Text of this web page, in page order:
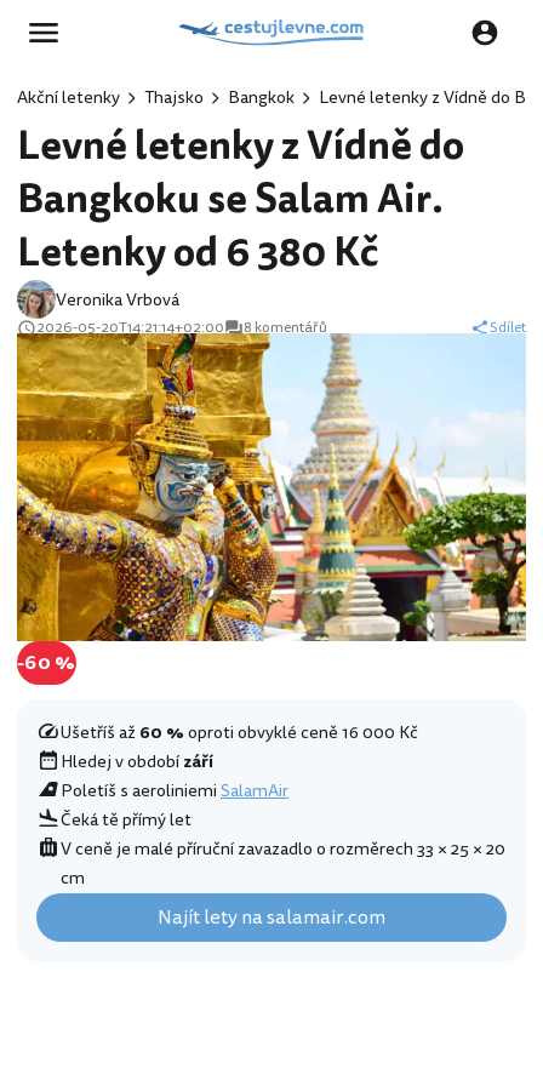
Akční letenky Thajsko Bangkok Levné letenky z Vídně do
Levné letenky z Vídně do
Bangkoku se Salam Air.
Letenky od 6 380 Kč
Veronika Vrbová
2026-05-20T14:21:14+02:00 8 komentářů Sdílet
-60 %
Ušetříš až60 %oproti obvyklé ceně 16 000 Kč
Hledej v obdobízáří
Poletíš s aeroliniemiSalamAir
Čeká tě přímý let
V ceně je malé příruční zavazadlo o rozměrech 33 × 25 × 20
cm
Najít lety na salamair.com